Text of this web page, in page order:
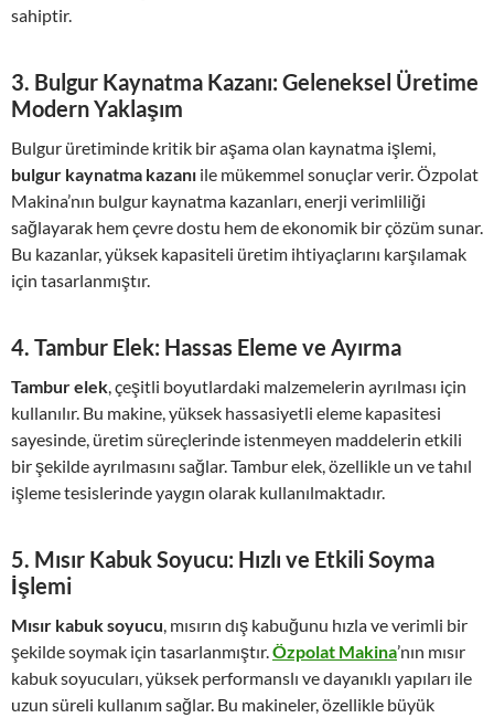
sahiptir.
3. Bulgur Kaynatma Kazanı: Geleneksel Üretime
Modern Yaklaşım
Bulgur üretiminde kritik bir aşama olan kaynatma işlemi,
bulgur kaynatma kazanı ile mükemmel sonuçlar verir. Özpolat
Makina’nın bulgur kaynatma kazanları, enerji verimliliği
sağlayarak hem çevre dostu hem de ekonomik bir çözüm sunar.
Bu kazanlar, yüksek kapasiteli üretim ihtiyaçlarını karşılamak
için tasarlanmıştır.
4. Tambur Elek: Hassas Eleme ve Ayırma
Tambur elek, çeşitli boyutlardaki malzemelerin ayrılması için
kullanılır. Bu makine, yüksek hassasiyetli eleme kapasitesi
sayesinde, üretim süreçlerinde istenmeyen maddelerin etkili
bir şekilde ayrılmasını sağlar. Tambur elek, özellikle un ve tahıl
işleme tesislerinde yaygın olarak kullanılmaktadır.
5. Mısır Kabuk Soyucu: Hızlı ve Etkili Soyma
İşlemi
Mısır kabuk soyucu, mısırın dış kabuğunu hızla ve verimli bir
şekilde soymak için tasarlanmıştır.Özpolat Makina’nın mısır
kabuk soyucuları, yüksek performanslı ve dayanıklı yapıları ile
uzun süreli kullanım sağlar. Bu makineler, özellikle büyük